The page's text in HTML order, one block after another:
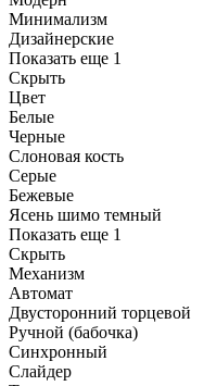
Минимализм
Дизайнерские
Показать еще 1
Скрыть
Цвет
Белые
Черные
Слоновая кость
Серые
Бежевые
Ясень шимо темный
Показать еще 1
Скрыть
Механизм
Автомат
Двусторонний торцевой
Ручной (бабочка)
Синхронный
Слайдер